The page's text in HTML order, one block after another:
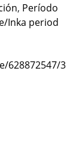
, Período
Inka period
628872547/3